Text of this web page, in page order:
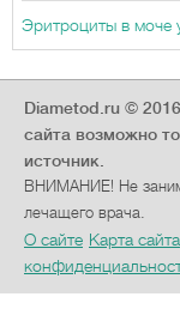
Эритроциты в моче
Diametod.ru ©
сайта возможно
источник.
ВНИМАНИЕ! Не
лечащего врача.
О сайте Карта сайта